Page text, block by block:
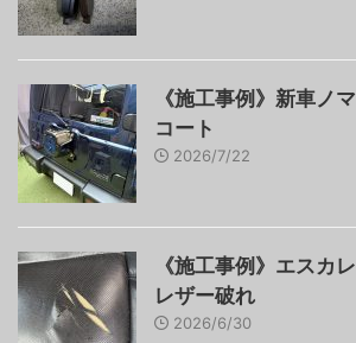
《施工事例》新車ノ
コート
2026/7/22
《施工事例》エスカ
レザー破れ
2026/6/30